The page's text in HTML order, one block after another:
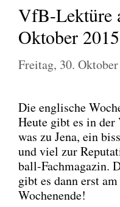
VfB-Lektüre
Oktober 2015
Freitag, 30.
Die eng­li­sche
Heu­te gibt es in
was zu Jena, ein
und viel zur
ball-Fach­ma­ga­zin.
gibt es dann erst
Wochen­en­de!